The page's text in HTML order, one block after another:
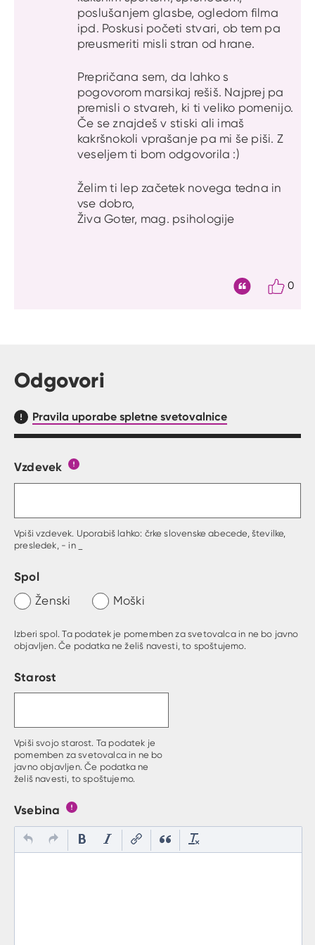
poslušanjem glasbe, ogledom filma
ipd. Poskusi početi stvari, ob tem pa
preusmeriti misli stran od hrane.
Prepričana sem, da lahko s
pogovorom marsikaj rešiš. Najprej pa
premisli o stvareh, ki ti veliko pomenijo.
Če se znajdeš v stiski ali imaš
kakršnokoli vprašanje pa mi še piši. Z
veseljem ti bom odgovorila :)
Želim ti lep začetek novega tedna in
vse dobro,
Živa Goter, mag. psihologije
0
Odgovori
Pravila uporabe spletne svetovalnice
Obrazec, kjer lahko zastaviš vprašanje
Vzdevek
Vpiši vzdevek. Uporabiš lahko: črke slovenske abecede, številke,
presledek, - in _
Spol
Ženski Moški
Izberi spol. Ta podatek je pomemben za svetovalca in ne bo javno
objavljen. Če podatka ne želiš navesti, to spoštujemo.
Starost
Vpiši svojo starost. Ta podatek je
pomemben za svetovalca in ne bo
javno objavljen. Če podatka ne
želiš navesti, to spoštujemo.
Vsebina